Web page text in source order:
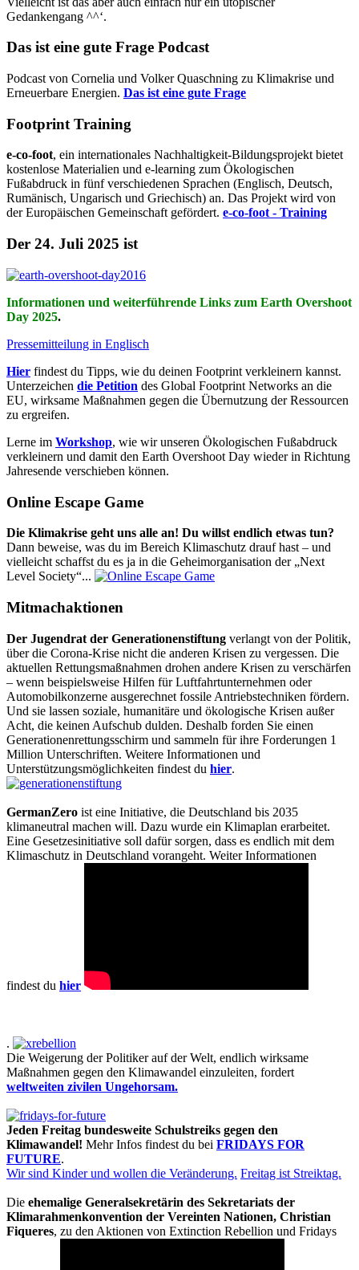
Gedankengang ^^‘.
Das ist eine gute Frage Podcast
Podcast von Cornelia und Volker Quaschning zu Klimakrise und
Erneuerbare Energien. Das ist eine gute Frage
Footprint Training
e-co-foot, ein internationales Nachhaltigkeit-Bildungsprojekt bietet
kostenlose Materialien und e-learning zum Ökologischen
Fußabdruck in fünf verschiedenen Sprachen (Englisch, Deutsch,
Rumänisch, Ungarisch und Griechisch) an. Das Projekt wird von
der Europäischen Gemeinschaft gefördert. e-co-foot - Training
Der 24. Juli 2025 ist
Informationen und weiterführende Links zum Earth Overshoot
Day 2025.
Pressemitteilung in Englisch
Hier findest du Tipps, wie du deinen Footprint verkleinern kannst.
Unterzeichen die Petition des Global Footprint Networks an die
EU, wirksame Maßnahmen gegen die Übernutzung der Ressourcen
zu ergreifen.
Lerne im Workshop, wie wir unseren Ökologischen Fußabdruck
verkleinern und damit den Earth Overshoot Day wieder in Richtung
Jahresende verschieben können.
Online Escape Game
Die Klimakrise geht uns alle an! Du willst endlich etwas tun?
Dann beweise, was du im Bereich Klimaschutz drauf hast – und
vielleicht schaffst du es ja in die Geheimorganisation der „Next
Level Society“...
Mitmachaktionen
Der Jugendrat der Generationenstiftung verlangt von der Politik,
über die Corona-Krise nicht die anderen Krisen zu vergessen. Die
aktuellen Rettungsmaßnahmen drohen andere Krisen zu verschärfen
– wenn beispielsweise Hilfen für Luftfahrtunternehmen oder
Automobilkonzerne ausgerechnet fossile Antriebstechniken fördern.
Und sie lassen soziale, humanitäre und ökologische Krisen außer
Acht, die keinen Aufschub dulden. Deshalb forden Sie einen
Generationenrettungsschirm und sammeln für ihre Forderungen 1
Million Unterschriften. Weitere Informationen und
Unterstützungsmöglichkeiten findest du hier.
GermanZero ist eine Initiative, die Deutschland bis 2035
klimaneutral machen will. Dazu wurde ein Klimaplan erarbeitet.
Eine Gesetzesinitiative soll dafür sorgen, dass es endlich mit dem
Klimaschutz in Deutschland vorangeht. Weiter Informationen
findest du hier
.
Die Weigerung der Politiker auf der Welt, endlich wirksame
Maßnahmen gegen den Klimawandel einzuleiten, fordert
weltweiten zivilen Ungehorsam.
Jeden Freitag bundesweite Schulstreiks gegen den
Klimawandel! Mehr Infos findest du bei FRIDAYS FOR
FUTURE.
Wir sind Kinder und wollen die Veränderung. Freitag ist Streiktag.
Die ehemalige Generalsekretärin des Sekretariats der
Klimarahmenkonvention der Vereinten Nationen, Christian
Fiqueres, zu den Aktionen von Extinction Rebellion und Fridays